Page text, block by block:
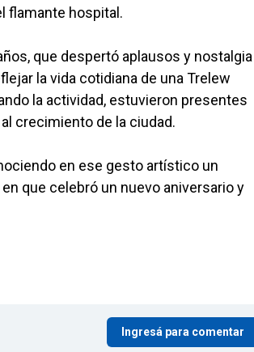
flamante hospital.
que despertó aplausos y nostalgia
la vida cotidiana de una Trelew
la actividad, estuvieron presentes
crecimiento de la ciudad.
en ese gesto artístico un
que celebró un nuevo aniversario y
Ingresá para comentar